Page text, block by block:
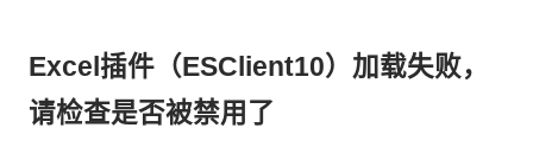
Excel插件（ESClient10）加载失败，
请检查是否被禁用了